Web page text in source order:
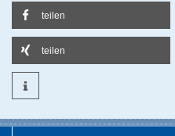
teilen
teilen